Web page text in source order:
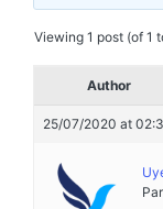
Viewing 1 post (of 1
Author
25/07/2020 at